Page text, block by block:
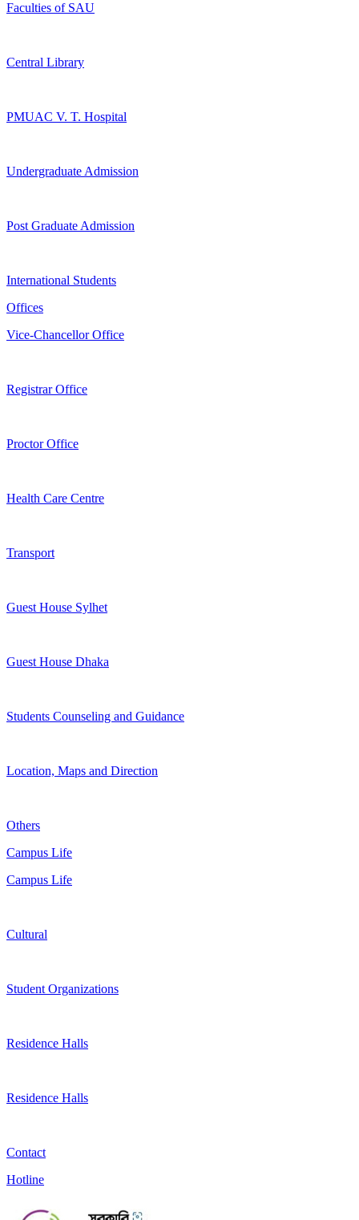
Faculties of SAU
Central Library
PMUAC V. T. Hospital
Undergraduate Admission
Post Graduate Admission
International Students
Offices
Vice-Chancellor Office
Registrar Office
Proctor Office
Health Care Centre
Transport
Guest House Sylhet
Guest House Dhaka
Students Counseling and Guidance
Location, Maps and Direction
Others
Campus Life
Campus Life
Cultural
Student Organizations
Residence Halls
Residence Halls
Contact
Hotline